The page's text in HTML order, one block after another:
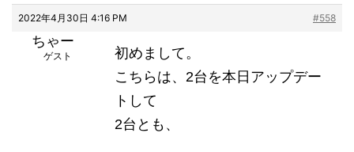
2022年4月30日 4:16 PM #558
ちゃー
ゲスト
初めまして。
こちらは、2台を本日アップデー
トして
2台とも、